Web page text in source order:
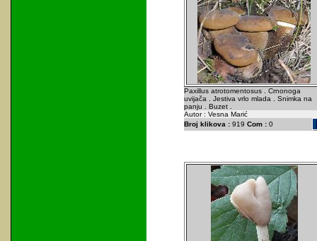
Paxillus atrotomentosus . Crnonoga
uvijača . Jestiva vrlo mlada . Snimka na
panju . Buzet .
Autor : Vesna Marić
Broj klikova :919 Com :0